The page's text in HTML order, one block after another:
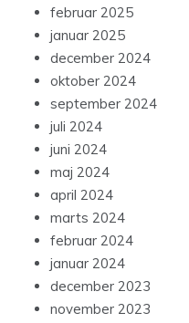
februar 2025
januar 2025
december 2024
oktober 2024
september 2024
juli 2024
juni 2024
maj 2024
april 2024
marts 2024
februar 2024
januar 2024
december 2023
november 2023